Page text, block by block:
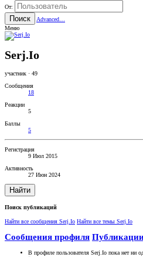
От:
Поиск
Advanced…
Меню
Serj.Io
участник · 49
Сообщения
18
Реакции
5
Баллы
5
Регистрация
9 Июл 2015
Активность
27 Июн 2024
Найти
Поиск публикаций
Найти все сообщения Serj.Io Найти все темы Serj.Io
Сообщения профиля
В профиле пользователя Serj.Io пока нет ни